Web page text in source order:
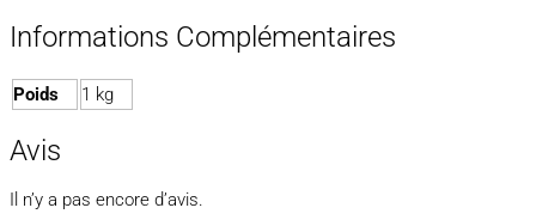
Informations Complémentaires
Poids 1 kg
Avis
Il n’y a pas encore d’avis.